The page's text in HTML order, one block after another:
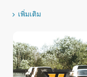
เพิ่มเติม